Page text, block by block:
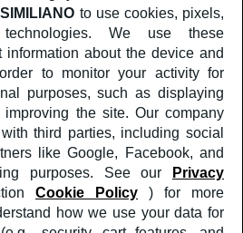
DI VENDITA
M.R. DI ROSATI
PI: 02409590599
release
to use cookies, pixels,
We use these
about the device and
to monitor your activity for
purposes, such as displaying
the site. Our company
third parties, including social
like Google, Facebook, and
purposes. See our
Privacy
Cookie Policy
) for more
how we use your data for